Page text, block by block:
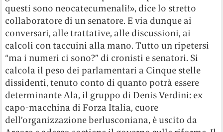
questi sono neocatecumenali!», dice lo stretto
collaboratore di un senatore. E via dunque ai
conversari, alle trattative, alle discussioni, ai
calcoli con taccuini alla mano. Tutto un ripetersi
“ma i numeri ci sono?” di cronisti e senatori. Si
calcola il peso dei parlamentari a Cinque stelle
dissidenti, tenuto conto di quanto potrà essere
determinante Ala, il gruppo di Denis Verdini: ex
capo-macchina di Forza Italia, cuore
dell’organizzazione berlusconiana, è uscito da